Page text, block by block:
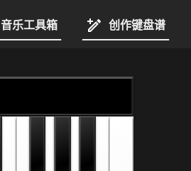
音乐工具箱 创作键盘谱